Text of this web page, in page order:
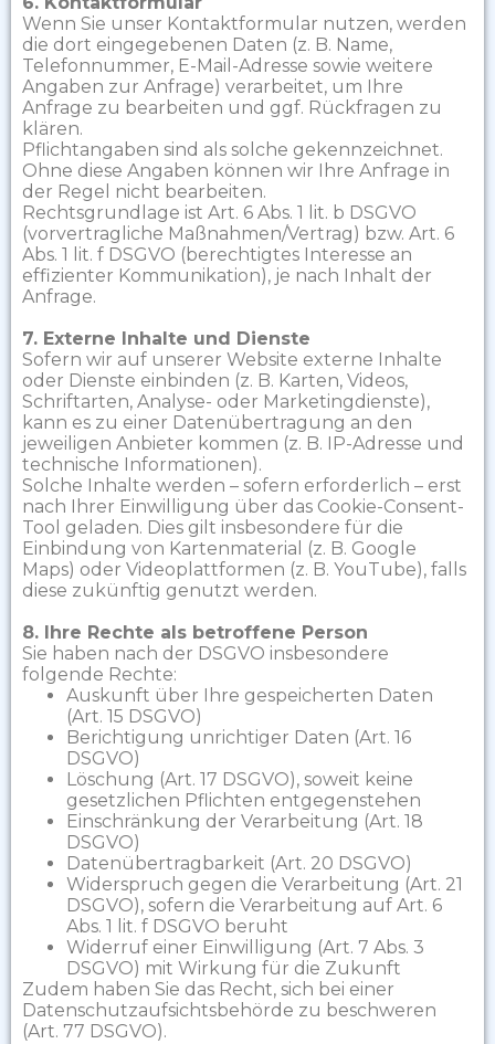
Wenn Sie unser Kontaktformular nutzen, werden
die dort eingegebenen Daten (z. B. Name,
Telefonnummer, E-Mail-Adresse sowie weitere
Angaben zur Anfrage) verarbeitet, um Ihre
Anfrage zu bearbeiten und ggf. Rückfragen zu
klären.
Pflichtangaben sind als solche gekennzeichnet.
Ohne diese Angaben können wir Ihre Anfrage in
der Regel nicht bearbeiten.
Rechtsgrundlage ist Art. 6 Abs. 1 lit. b DSGVO
(vorvertragliche Maßnahmen/Vertrag) bzw. Art. 6
Abs. 1 lit. f DSGVO (berechtigtes Interesse an
effizienter Kommunikation), je nach Inhalt der
Anfrage.
7. Externe Inhalte und Dienste
Sofern wir auf unserer Website externe Inhalte
oder Dienste einbinden (z. B. Karten, Videos,
Schriftarten, Analyse- oder Marketingdienste),
kann es zu einer Datenübertragung an den
jeweiligen Anbieter kommen (z. B. IP-Adresse und
technische Informationen).
Solche Inhalte werden – sofern erforderlich – erst
nach Ihrer Einwilligung über das Cookie-Consent-
Tool geladen. Dies gilt insbesondere für die
Einbindung von Kartenmaterial (z. B. Google
Maps) oder Videoplattformen (z. B. YouTube), falls
diese zukünftig genutzt werden.
8. Ihre Rechte als betroffene Person
Sie haben nach der DSGVO insbesondere
folgende Rechte:
Auskunft über Ihre gespeicherten Daten
(Art. 15 DSGVO)
Berichtigung unrichtiger Daten (Art. 16
DSGVO)
Löschung (Art. 17 DSGVO), soweit keine
gesetzlichen Pflichten entgegenstehen
Einschränkung der Verarbeitung (Art. 18
DSGVO)
Datenübertragbarkeit (Art. 20 DSGVO)
Widerspruch gegen die Verarbeitung (Art. 21
DSGVO), sofern die Verarbeitung auf Art. 6
Abs. 1 lit. f DSGVO beruht
Widerruf einer Einwilligung (Art. 7 Abs. 3
DSGVO) mit Wirkung für die Zukunft
Zudem haben Sie das Recht, sich bei einer
Datenschutzaufsichtsbehörde zu beschweren
(Art. 77 DSGVO).